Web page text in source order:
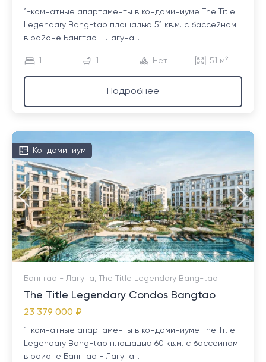
1-комнатные апартаменты в кондоминиуме The Title
Legendary Bang-tao площадью 51 кв.м. с бассейном
в районе Бангтао - Лагуна...
1 1 Нет 51 м²
Подробнее
Кондоминиум
Бангтао - Лагуна, The Title Legendary Bang-tao
The Title Legendary Condos Bangtao
23 379 000 ₽
1-комнатные апартаменты в кондоминиуме The Title
Legendary Bang-tao площадью 60 кв.м. с бассейном
в районе Бангтао - Лагуна...